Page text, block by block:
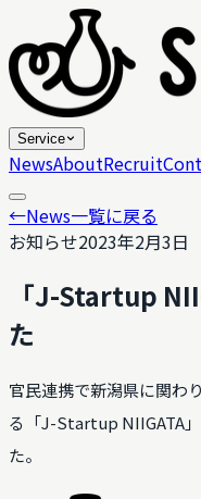
Service
NewsAboutRecruit
←News一覧に戻る
お知らせ2023年2月3日
「J-Startup
た
官民連携で新潟県に関わ
る「J-Startup NIIGATA
た。